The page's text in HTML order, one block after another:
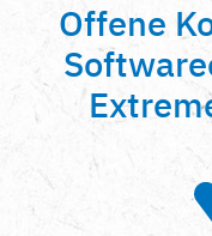
Offene